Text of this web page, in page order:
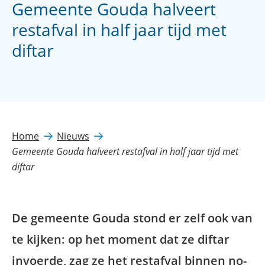
Gemeente Gouda halveert
restafval in half jaar tijd met
diftar
Home
Nieuws
Gemeente Gouda halveert restafval in half jaar tijd met
diftar
De gemeente Gouda stond er zelf ook van
te kijken: op het moment dat ze diftar
invoerde, zag ze het restafval binnen no-